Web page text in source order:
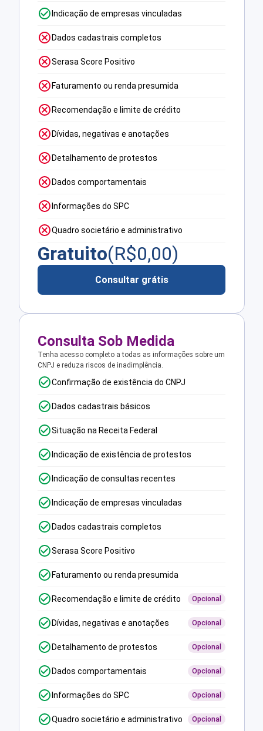
Indicação de empresas vinculadas
Dados cadastrais completos
Serasa Score Positivo
Faturamento ou renda presumida
Recomendação e limite de crédito
Dívidas, negativas e anotações
Detalhamento de protestos
Dados comportamentais
Informações do SPC
Quadro societário e administrativo
Gratuito(R$0,00)
Consultar grátis
Consulta Sob Medida
Tenha acesso completo a todas as informações sobre um
CNPJ e reduza riscos de inadimplência.
Confirmação de existência do CNPJ
Dados cadastrais básicos
Situação na Receita Federal
Indicação de existência de protestos
Indicação de consultas recentes
Indicação de empresas vinculadas
Dados cadastrais completos
Serasa Score Positivo
Faturamento ou renda presumida
Recomendação e limite de crédito Opcional
Dívidas, negativas e anotações Opcional
Detalhamento de protestos Opcional
Dados comportamentais Opcional
Informações do SPC Opcional
Quadro societário e administrativo Opcional